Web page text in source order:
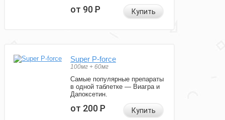
от 90Р Купить
Super P-force
100мг + 60мг
Самые популярные препараты
в одной таблетке — Виагра и
Дапоксетин.
от 200Р Купить